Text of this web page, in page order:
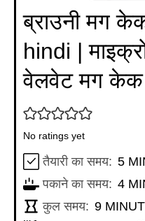
ब्राउनी मग
hindi |
वेलवेट मग केक
No ratings yet
तैयारी का समय: 5
पकाने का समय: 4
कुल समय: 9